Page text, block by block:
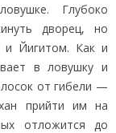
Глубоко
дворец, но
и Йигитом. Как и
в ловушку и
от гибели —
прийти им на
отложится до